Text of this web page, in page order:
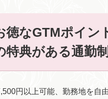
徳なGTMポイン
特典がある通勤
円以上可能、勤務地を自